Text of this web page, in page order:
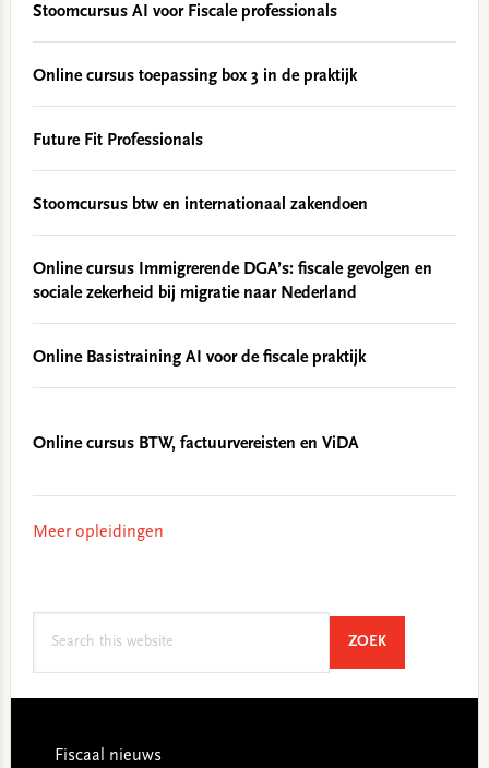
Stoomcursus AI voor Fiscale professionals
Online cursus toepassing box 3 in de praktijk
Future Fit Professionals
Stoomcursus btw en internationaal zakendoen
Online cursus Immigrerende DGA’s: fiscale gevolgen en
sociale zekerheid bij migratie naar Nederland
Online Basistraining AI voor de fiscale praktijk
Online cursus BTW, factuurvereisten en ViDA
Meer opleidingen
ZOEKSEARCH
Footer
Fiscaal nieuws